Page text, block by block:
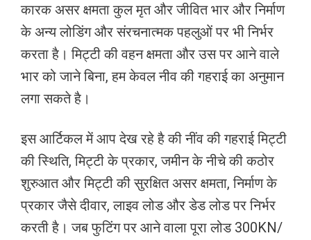
कारक असर क्षमता कुल मृत और जीवित भार और निर्माण
के अन्य लोडिंग और संरचनात्मक पहलुओं पर भी निर्भर
करता है। मिट्टी की वहन क्षमता और उस पर आने वाले
भार को जाने बिना, हम केवल नीव की गहराई का अनुमान
लगा सकते है।
इस आर्टिकल में आप देख रहे है की नींव की गहराई मिट्टी
की स्थिति, मिट्टी के प्रकार, जमीन के नीचे की कठोर
शुरुआत और मिट्टी की सुरक्षित असर क्षमता, निर्माण के
प्रकार जैसे दीवार, लाइव लोड और डेड लोड पर निर्भर
करती है। जब फुटिंग पर आने वाला पूरा लोड 300KN/